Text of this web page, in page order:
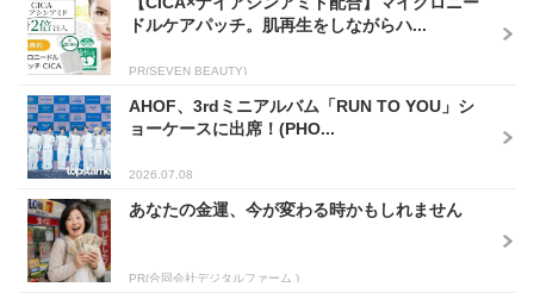
ドルケアパッチ。肌再生をしながらハ...
PR(SEVEN BEAUTY)
AHOF、3rdミニアルバム「RUN TO YOU」シ
ョーケースに出席！(PHO...
2026.07.08
あなたの金運、今が変わる時かもしれません
PR(合同会社デジタルファーム )